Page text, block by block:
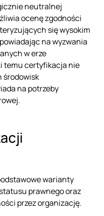
neutralnej
ocenę zgodności
się wysokim
na wyzwania
w erze
temu certyfikacja nie
środowisk
na potrzeby
warianty
prawnego oraz
przez organizację.